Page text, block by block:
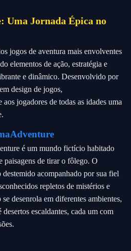
Uma Jornada Épica no
jogos de aventura mais envolventes
elementos de ação, estratégia e
e dinâmico. Desenvolvido por
design de jogos,
jogadores de todas as idades uma
é um mundo fictício habitado
paisagens de tirar o fôlego. O
acompanhado por sua fiel
repletos de mistérios e
desenrola em diferentes ambientes,
desertos escaldantes, cada um com